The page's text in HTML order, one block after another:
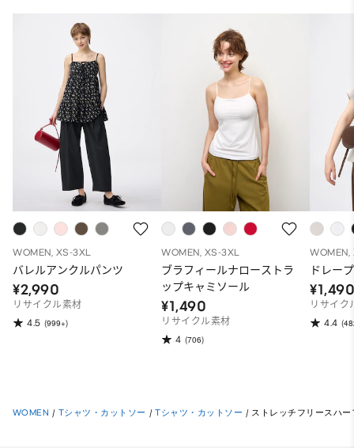
WOMEN, XS-3XL
バレルアンクルパンツ
¥2,990
リサイクル素材
4.5 (999+)
WOMEN, XS-3XL
ブラフィールナローストラ
ップキャミソール
¥1,490
リサイクル素材
4 (706)
WOMEN,
ドレー
リサイク
4.4
WOMEN / Tシャツ・カットソー / Tシャツ・カットソー / ストレッチフリースハ